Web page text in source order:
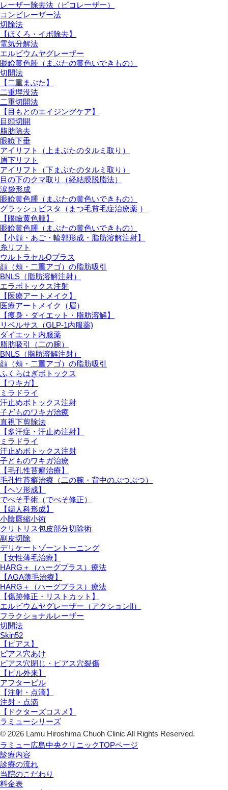
レーザー除去法（ピコレーザー）
コンビレーザー法
切除法
【ほくろ・イボ除去】
電気分解法
エルビウムヤグレーザー
眼瞼黄色腫（まぶたの黄色いできもの）
切開法
【二重まぶた】
二重埋没法
二重切開法
【目もとのエイジングケア】
目頭切開
脂肪除去
眼瞼下垂
アイリフト（上まぶたのタルミ取り）
眉下リフト
アイリフト（下まぶたのタルミ取り）
目の下のクマ取り（経結膜脱脂法）
涙袋形成
眼瞼黄色腫（まぶたの黄色いできもの）
グラッシュビスタ（まつ毛貧毛症治療薬 ）
【眼瞼黄色腫】
眼瞼黄色腫（まぶたの黄色いできもの）
【小顔・あご・輪郭形成・脂肪溶解注射】
糸リフト
ウルトラセルQプラス
顔（頬・二重アゴ）の脂肪吸引
BNLS（脂肪溶解注射）
エラボトックス注射
【医療アートメイク】
医療アートメイク（眉）
【痩身・ダイエット・脂肪溶解】
リベルサス（GLP-1内服薬)
ダイエット内服薬
脂肪吸引（二の腕）
BNLS（脂肪溶解注射）
顔（頬・二重アゴ）の脂肪吸引
ふくらはぎボトックス
【ワキガ】
ミラドライ
汗止めボトックス注射
子どものワキガ治療
直視下剪除法
【多汗症・汗止め注射】
ミラドライ
汗止めボトックス注射
子どものワキガ治療
【⽑孔性苔癬治療】
⽑孔性苔癬治療（⼆の腕・背中のぶつぶつ）
【ヘソ形成】
でべそ手術（でべそ修正）
【婦人科形成】
小陰唇縮小術
クリトリス包皮部分切除術
副皮切除
デリケートゾーントーニング
【女性薄毛治療】
HARG＋（ハーグプラス）療法
【AGA薄毛治療】
HARG＋（ハーグプラス）療法
【傷跡修正・リストカット】
エルビウムヤグレーザー（アクションⅡ）
フラクショナルレーザー
切開法
Skin52
【ピアス】
ピアス穴あけ
ピアス穴閉じ・ピアス穴裂傷
【ピル外来】
アフターピル
【注射・点滴】
注射・点滴
【ドクターズコスメ】
ラミューシリーズ
© 2026 Lamu Hiroshima Chuoh Clinic All Rights Reserved.
ラミュー広島中央クリニックTOPページ
診療内容
診療の流れ
当院のこだわり
料金表